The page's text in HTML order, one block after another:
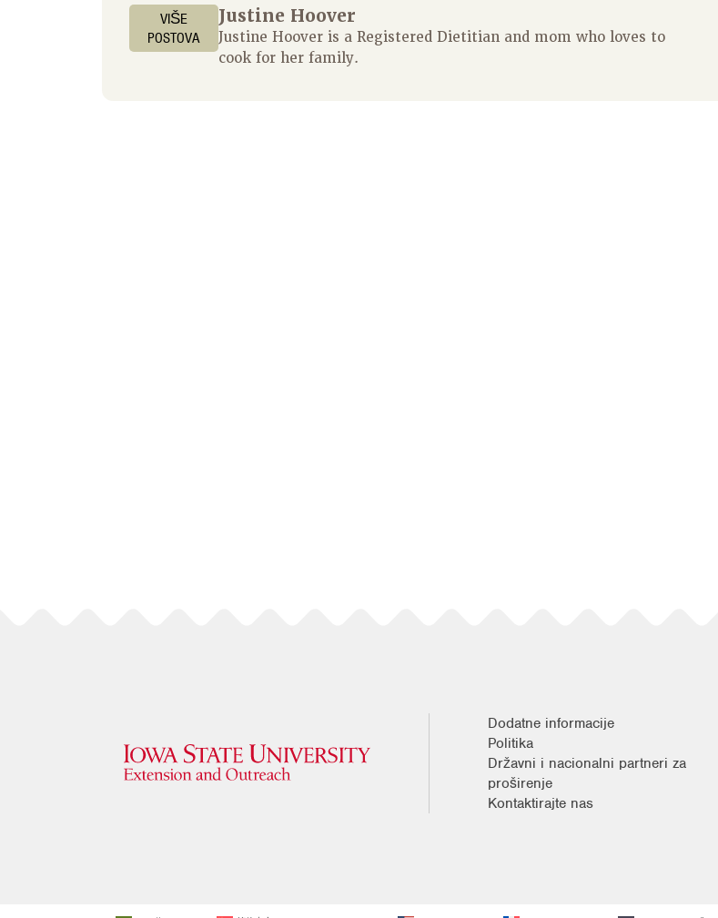
VIŠE
POSTOVA
Justine Hoover
Justine Hoover is a Registered Dietitian and mom who loves to
cook for her family.
Dodatne informacije
Politika
Državni i nacionalni partneri za
proširenje
Kontaktirajte nas